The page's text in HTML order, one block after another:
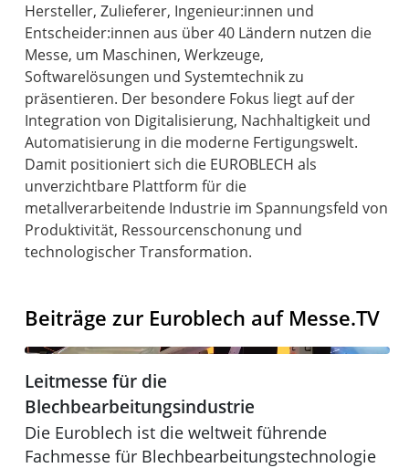
Hersteller, Zulieferer, Ingenieur:innen und
Entscheider:innen aus über 40 Ländern nutzen die
Messe, um Maschinen, Werkzeuge,
Softwarelösungen und Systemtechnik zu
präsentieren. Der besondere Fokus liegt auf der
Integration von Digitalisierung, Nachhaltigkeit und
Automatisierung in die moderne Fertigungswelt.
Damit positioniert sich die EUROBLECH als
unverzichtbare Plattform für die
metallverarbeitende Industrie im Spannungsfeld von
Produktivität, Ressourcenschonung und
technologischer Transformation.
Beiträge zur Euroblech auf Messe.TV
Leitmesse für die Blechbearbeitungsindustrie
EUROBLECH 2024
Leitmesse für die
Blechbearbeitungsindustrie
Die Euroblech ist die weltweit führende
Fachmesse für Blechbearbeitungstechnologie